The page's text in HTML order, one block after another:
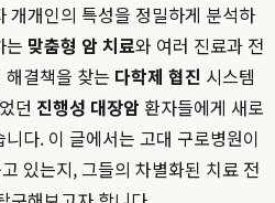
개개인의 특성을 정밀하게 분석하
는 맞춤형 암 치료와 여러 진료과 전
결책을 찾는 다학제 협진 시스템
던 진행성 대장암 환자들에게 새로
다. 이 글에서는 고대 구로병원이
있는지, 그들의 차별화된 치료 전